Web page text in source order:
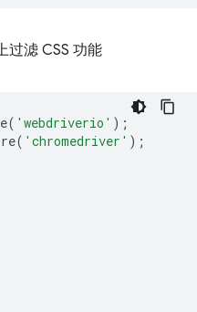
滤 CSS 功能
( 'webdriverio' );
( 'chromedriver' );